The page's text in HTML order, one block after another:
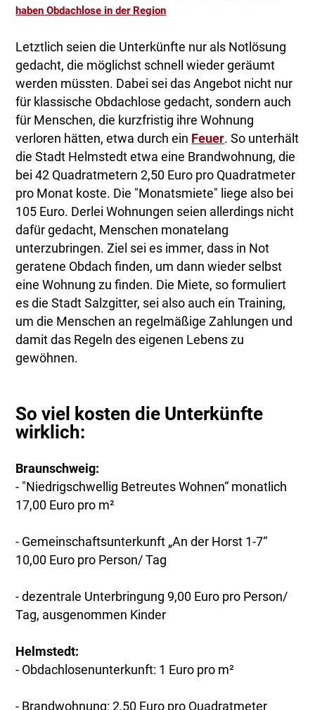
haben Obdachlose in der Region
Letztlich seien die Unterkünfte nur als Notlösung
gedacht, die möglichst schnell wieder geräumt
werden müssten. Dabei sei das Angebot nicht nur
für klassische Obdachlose gedacht, sondern auch
für Menschen, die kurzfristig ihre Wohnung
verloren hätten, etwa durch ein Feuer. So unterhält
die Stadt Helmstedt etwa eine Brandwohnung, die
bei 42 Quadratmetern 2,50 Euro pro Quadratmeter
pro Monat koste. Die "Monatsmiete" liege also bei
105 Euro. Derlei Wohnungen seien allerdings nicht
dafür gedacht, Menschen monatelang
unterzubringen. Ziel sei es immer, dass in Not
geratene Obdach finden, um dann wieder selbst
eine Wohnung zu finden. Die Miete, so formuliert
es die Stadt Salzgitter, sei also auch ein Training,
um die Menschen an regelmäßige Zahlungen und
damit das Regeln des eigenen Lebens zu
gewöhnen.
So viel kosten die Unterkünfte
wirklich:
Braunschweig:
- "Niedrigschwellig Betreutes Wohnen“ monatlich
17,00 Euro pro m²
- Gemeinschaftsunterkunft „An der Horst 1-7“
10,00 Euro pro Person/ Tag
- dezentrale Unterbringung 9,00 Euro pro Person/
Tag, ausgenommen Kinder
Helmstedt:
- Obdachlosenunterkunft: 1 Euro pro m²
- Brandwohnung: 2,50 Euro pro Quadratmeter